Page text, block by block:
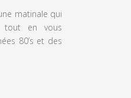
matinale qui
tout en vous
80’s et des